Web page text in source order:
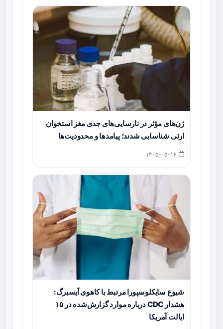
ژن‌های مؤثر در نارسایی‌های جدی مغز استخوان
ارثی شناسایی شدند؛ پیامدها و محدودیت‌ها
شیوع سایکلوسپورا مرتبط با کاهوی آیسبرگ:
هشدار CDC درباره موارد گزارش‌شده در ۱۵
ایالت آمریکا